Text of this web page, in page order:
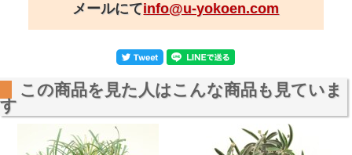
メールにてinfo@u-yokoen.com
この商品を見た人はこんな商品も見ていま
す